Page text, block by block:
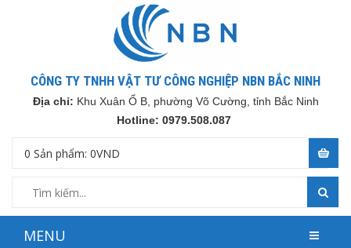
CÔNG TY TNHH VẬT TƯ CÔNG NGHIỆP NBN BẮC NINH
Địa chỉ: Khu Xuân Ổ B, phường Võ Cường, tỉnh Bắc Ninh
Hotline: 0979.508.087
0 Sản phẩm: 0VND
MENU